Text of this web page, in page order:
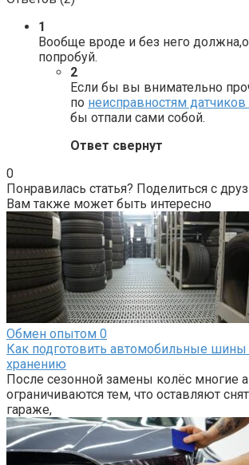
1
Вообще вроде и без него
попробуй.
2
Если бы вы внимательно
по неисправностям
бы отпали сами собой.
Ответ свернут
0
Понравилась статья? Поделиться с
Вам также может быть интересно
Обмен опытом 0
Как подготовить автомобильные шины
хранению
После сезонной замены колёс многие
ограничиваются тем, что оставляют
гараже,